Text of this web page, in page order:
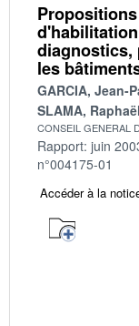
diagnostics,
les
GARCIA, Jean-
SLAMA, Raphaël
CONSEIL GENERAL
Rapport: juin
n°004175-01
Accéder à la